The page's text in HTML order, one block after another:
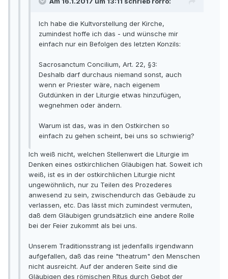
Ich habe die Kultvorstellung der Kirche,
zumindest hoffe ich das - und wünsche mir
einfach nur ein Befolgen des letzten Konzils:
Sacrosanctum Concilium, Art. 22, §3:
Deshalb darf durchaus niemand sonst, auch
wenn er Priester wäre, nach eigenem
Gutdünken in der Liturgie etwas hinzufügen,
wegnehmen oder ändern.
Warum ist das, was in den Ostkirchen so
einfach zu gehen scheint, bei uns so schwierig?
Ich weiß nicht, welchen Stellenwert die Liturgie im
Denken eines ostkirchlichen Gläubigen hat. Soweit ich
weiß, ist es in der ostkirchlichen Liturgie nicht
ungewöhnlich, nur zu Teilen des Prozederes
anwesend zu sein, zwischendurch das Gebäude zu
verlassen, etc. Das lässt mich zumindest vermuten,
daß dem Gläubigen grundsätzlich eine andere Rolle
bei der Feier zukommt als bei uns.
Unserem Traditionsstrang ist jedenfalls irgendwann
aufgefallen, daß das reine "theatrum" den Menschen
nicht ausreicht. Auf der anderen Seite sind die
Gläubigen des römischen Ritus durch Gebot der